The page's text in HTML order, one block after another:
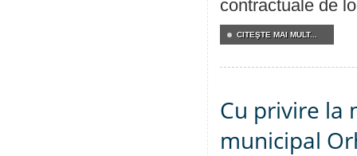
contractuale de
CITEŞTE MAI MULT...
Cu privire la
municipal